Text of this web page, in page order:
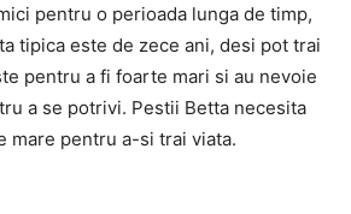
pentru o perioada lunga de timp,
tipica este de zece ani, desi pot trai
pentru a fi foarte mari si au nevoie
a se potrivi. Pestii Betta necesita
mare pentru a-si trai viata.